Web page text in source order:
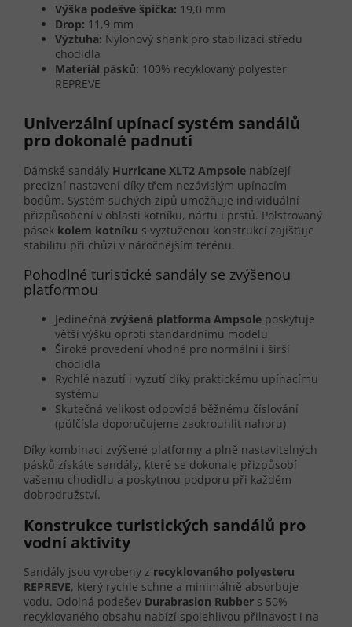
Výška podešve špička: 19,0 mm
Drop: 11,9 mm
Výztuha: Nylonový shank pro stabilizaci středu
chodidla
Materiál pásků: 100% recyklovaný polyester
REPREVE
Univerzální upínací systém sandálů
pro dokonalé padnutí
Dámské sandály Hurricane XLT2 Ampsole nabízejí
precizní nastavení díky třem nezávislým upínacím
bodům. Systém suchých zipů umožňuje individuální
přizpůsobení v oblasti kotníku, nártu i prstů. Polstrovaný
pásek kolem kotníku s vyztuženou konstrukcí zajišťuje
stabilitu při chůzi v náročnějším terénu.
Pohodlné turistické sandály se zvýšenou
platformou
Jedinečná zvýšená platforma Ampsole poskytuje
větší výšku oproti standardnímu modelu
Široké provedení vhodné pro normální i širší
chodidla
Rychlé nazutí i vyzutí díky praktickému upínacímu
systému
Skutečná velikost odpovídá běžnému číslování
(půlčísla doporučujeme zaokrouhlit nahoru)
Díky kombinaci zvýšené platformy a plně nastavitelných
pásků získáte sandály, které se dokonale přizpůsobí
vašemu chodidlu a poskytnou podporu při každém
dobrodružství.
Konstrukce turistických sandálů pro
vodní aktivity
Sandály jsou vyrobeny z recyklovaného polyesteru
REPREVE, který rychle schne a minimálně absorbuje
vodu. Odolná podešev Durabrasion Rubber s 50%
recyklovaného obsahu nabízí spolehlivou přilnavost i na